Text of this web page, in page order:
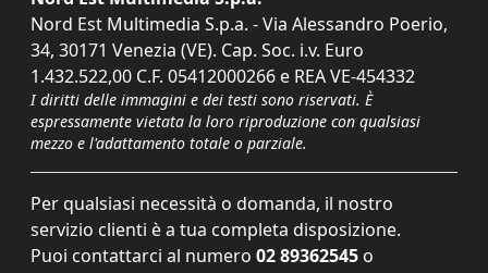
Nord Est Multimedia S.p.a. - Via Alessandro Poerio,
34, 30171 Venezia (VE). Cap. Soc. i.v. Euro
1.432.522,00 C.F. 05412000266 e REA VE-454332
I diritti delle immagini e dei testi sono riservati. È
espressamente vietata la loro riproduzione con qualsiasi
mezzo e l'adattamento totale o parziale.
Per qualsiasi necessità o domanda, il nostro
servizio clienti è a tua completa disposizione.
Puoi contattarci al numero 02 89362545 o